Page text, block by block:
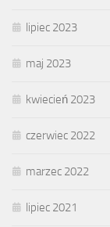
lipiec 2023
maj 2023
kwiecień 2023
czerwiec 2022
marzec 2022
lipiec 2021